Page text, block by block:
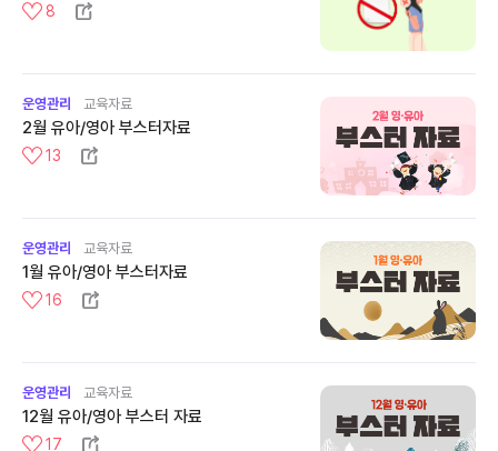
8
운영관리 교육자료
2월 유아/영아 부스터자료
13
운영관리 교육자료
1월 유아/영아 부스터자료
16
운영관리 교육자료
12월 유아/영아 부스터 자료
17